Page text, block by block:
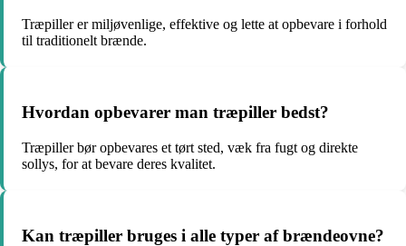
Træpiller er miljøvenlige, effektive og lette at opbevare i forhold
til traditionelt brænde.
Hvordan opbevarer man træpiller bedst?
Træpiller bør opbevares et tørt sted, væk fra fugt og direkte
sollys, for at bevare deres kvalitet.
Kan træpiller bruges i alle typer af brændeovne?